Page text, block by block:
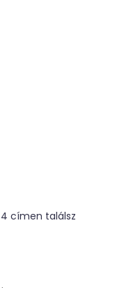
4 címen találsz